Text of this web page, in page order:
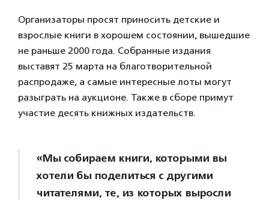
Организаторы просят приносить детские и
взрослые книги в хорошем состоянии, вышедшие
не раньше 2000 года. Собранные издания
выставят 25 марта на благотворительной
распродаже, а самые интересные лоты могут
разыграть на аукционе. Также в сборе примут
участие десять книжных издательств.
«Мы собираем книги, которыми вы
хотели бы поделиться с другими
читателями, те, из которых выросли